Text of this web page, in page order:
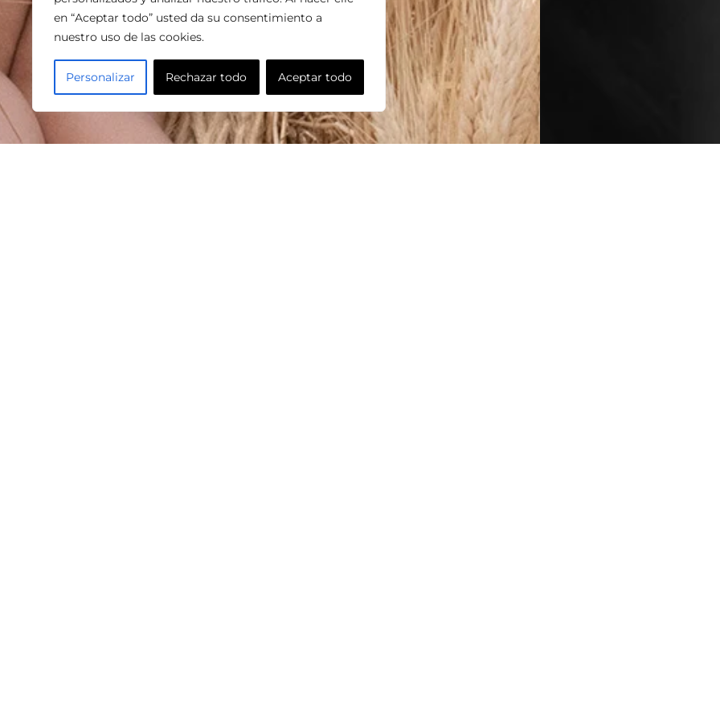
en “Aceptar todo” usted da su consentimiento a
nuestro uso de las cookies.
Personalizar Rechazar todo Aceptar todo